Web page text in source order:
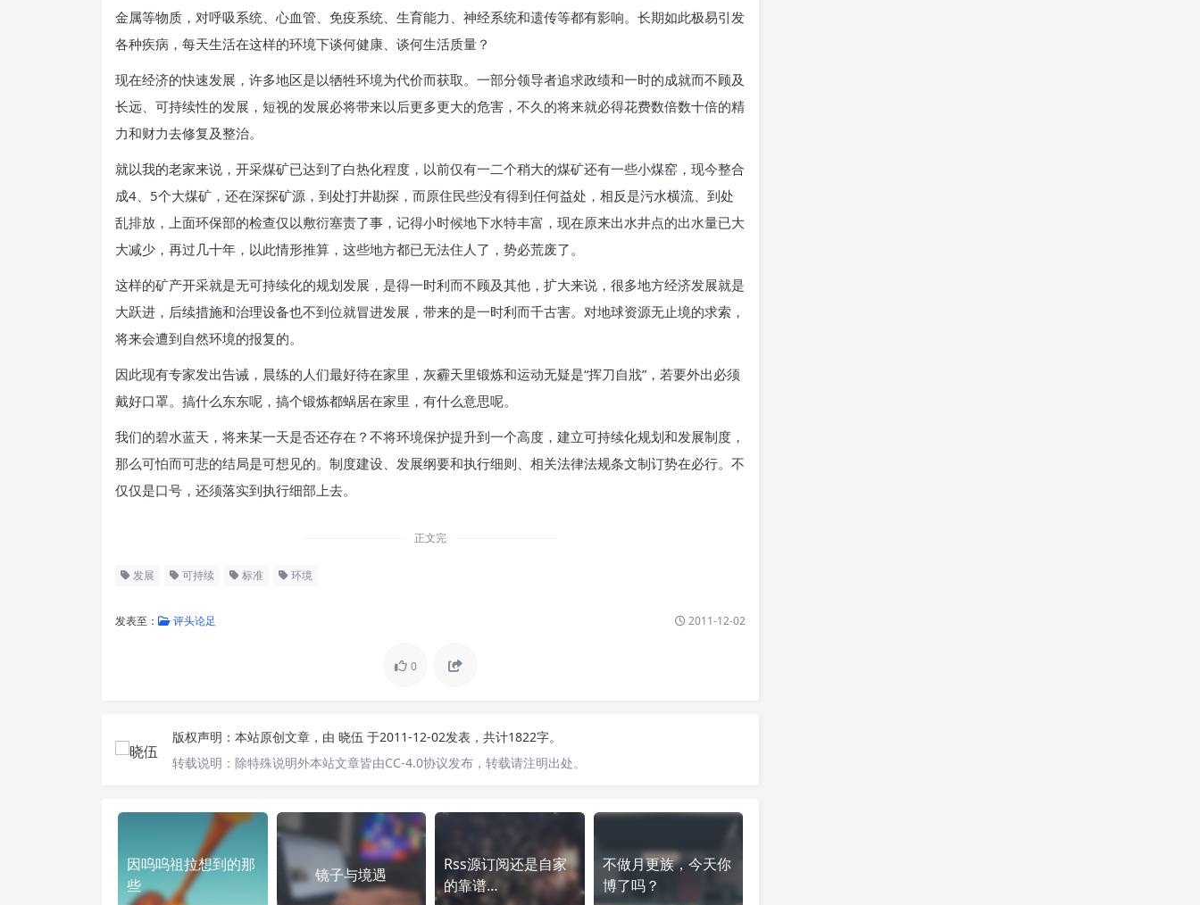
金属等物质，对呼吸系统、心血管、免疫系统、生育能力、神经系统和遗传等都有影响。长期如此极易引发
各种疾病，每天生活在这样的环境下谈何健康、谈何生活质量？
现在经济的快速发展，许多地区是以牺牲环境为代价而获取。一部分领导者追求政绩和一时的成就而不顾及
长远、可持续性的发展，短视的发展必将带来以后更多更大的危害，不久的将来就必得花费数倍数十倍的精
力和财力去修复及整治。
就以我的老家来说，开采煤矿已达到了白热化程度，以前仅有一二个稍大的煤矿还有一些小煤窑，现今整合
成4、5个大煤矿，还在深探矿源，到处打井勘探，而原住民些没有得到任何益处，相反是污水横流、到处
乱排放，上面环保部的检查仅以敷衍塞责了事，记得小时候地下水特丰富，现在原来出水井点的出水量已大
大减少，再过几十年，以此情形推算，这些地方都已无法住人了，势必荒废了。
这样的矿产开采就是无可持续化的规划发展，是得一时利而不顾及其他，扩大来说，很多地方经济发展就是
大跃进，后续措施和治理设备也不到位就冒进发展，带来的是一时利而千古害。对地球资源无止境的求索，
将来会遭到自然环境的报复的。
因此现有专家发出告诫，晨练的人们最好待在家里，灰霾天里锻炼和运动无疑是“挥刀自戕”，若要外出必须
戴好口罩。搞什么东东呢，搞个锻炼都蜗居在家里，有什么意思呢。
我们的碧水蓝天，将来某一天是否还存在？不将环境保护提升到一个高度，建立可持续化规划和发展制度，
那么可怕而可悲的结局是可想见的。制度建设、发展纲要和执行细则、相关法律法规条文制订势在必行。不
仅仅是口号，还须落实到执行细部上去。
正文完
发展 可持续 标准 环境
发表至： 评头论足 2011-12-02
0
版权声明： 本站原创文章，由 晓伍 于2011-12-02发表，共计1822字。
转载说明： 除特殊说明外本站文章皆由CC-4.0协议发布，转载请注明出处。
因呜呜祖拉想到的那
些
镜子与境遇
Rss源订阅还是自家
的靠谱…
不做月更族，今天你
博了吗？